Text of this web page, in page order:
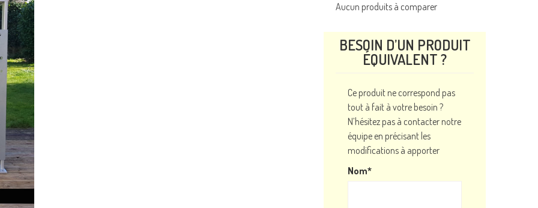
Aucun produits à comparer
BESOIN D’UN PRODUIT
ÉQUIVALENT ?
Ce produit ne correspond pas
tout à fait à votre besoin ?
N’hésitez pas à contacter notre
équipe en précisant les
modifications à apporter
Nom*